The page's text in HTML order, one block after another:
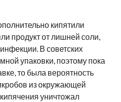
кипятили
продукт от лишней соли,
В советских
упаковки, поэтому пока
то была вероятность
из окружающей
уничтожал